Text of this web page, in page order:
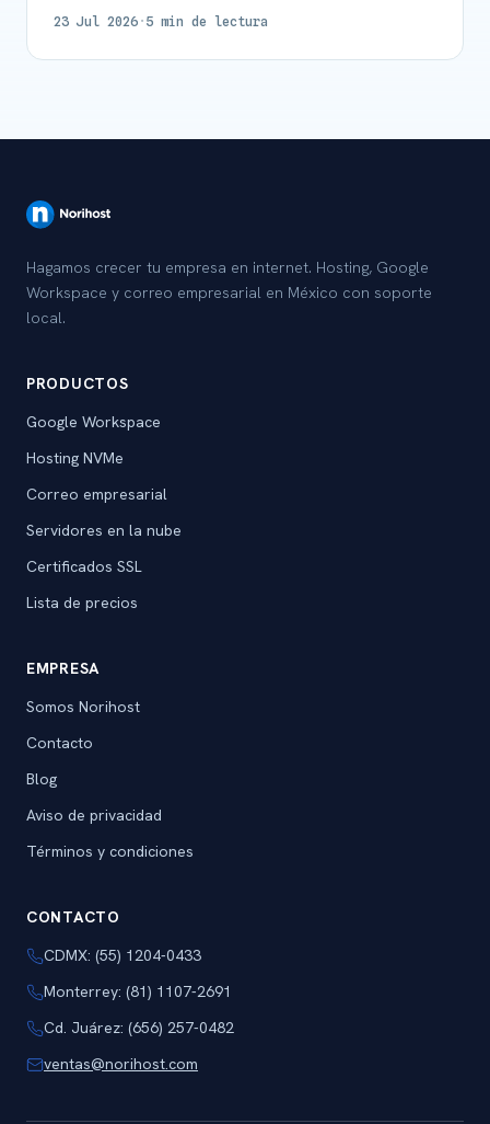
23 Jul 2026 · 5 min de lectura
Hagamos crecer tu empresa en internet. Hosting, Google
Workspace y correo empresarial en México con soporte
local.
PRODUCTOS
Google Workspace
Hosting NVMe
Correo empresarial
Servidores en la nube
Certificados SSL
Lista de precios
EMPRESA
Somos Norihost
Contacto
Blog
Aviso de privacidad
Términos y condiciones
CONTACTO
CDMX: (55) 1204-0433
Monterrey: (81) 1107-2691
Cd. Juárez: (656) 257-0482
ventas@norihost.com